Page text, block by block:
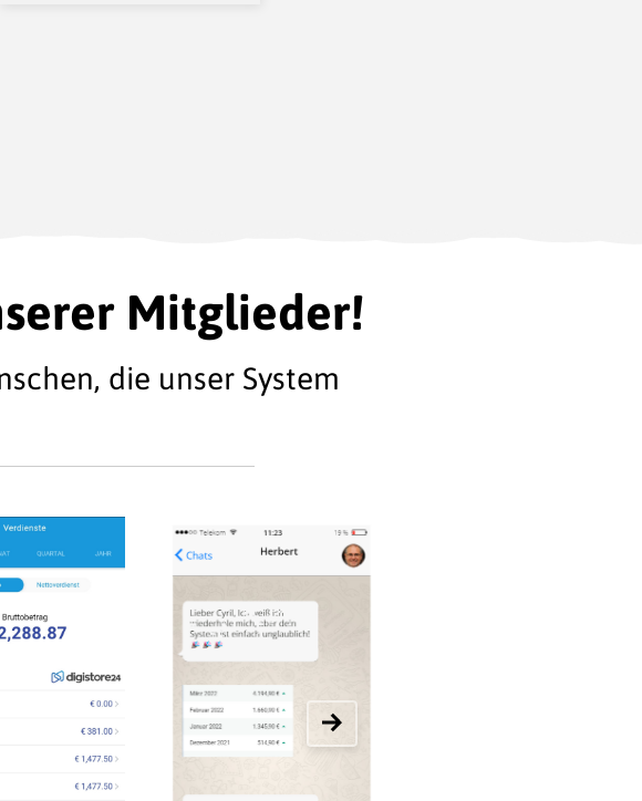
Mitglieder!
die unser System